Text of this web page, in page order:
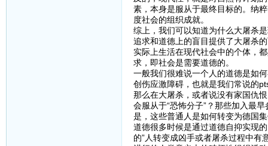
素，本身是服从于最终目标的。纳
度社会的组织成就。
综上，我们可以知道为什么大屠杀
追求和道德上的盲目提供了大屠杀
实际上生活在现代社会中的个体，
求，即社会是需要道德的。
一般我们很难说一个人的道德是如
创伤应激障碍，也就是我们常说的
那么在大屠杀，或者说没有家国仇
会服从于“恐怖分子”？那些加入最
是，这些普通人是如何转变为德国
道德很多时候是通过道德自抑实现
的”人转变成凶手或者屠杀过程中